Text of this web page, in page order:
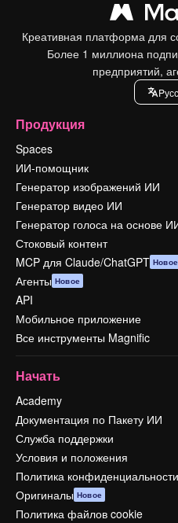
Креативная платформа для
Более 1 миллиона
предприятий,
Продукция
Spaces
ИИ-помощник
Генератор изображений ИИ
Генератор видео ИИ
Генератор голоса на основе
Стоковый контент
MCP для Claude/ChatGPT Новое
Агенты Новое
API
Мобильное приложение
Все инструменты Magnific
Начать
Academy
Документация по Пакету ИИ
Служба поддержки
Условия и положения
Политика конфиденциальности
Оригиналы Новое
Политика файлов cookie